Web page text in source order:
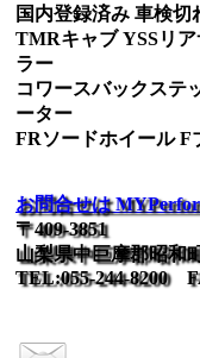
国内登録済み 車検切
TMRキャブ YSSリ
ラー
コワースバックステ
ーター
FRソードホイール F
お問合せは
〒409-3851
山梨県中巨摩郡昭和
TEL:055-244-8200